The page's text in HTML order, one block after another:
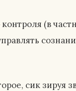
(в
сик зируя